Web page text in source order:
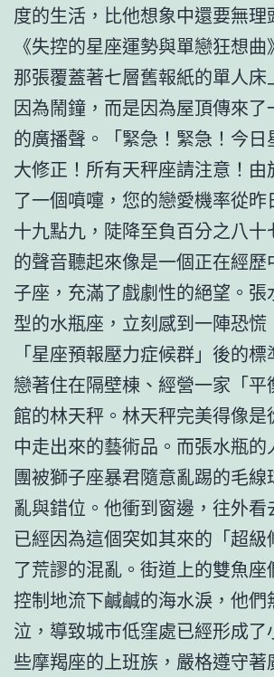
度的生活，比他想象中還要無理
《失控的星座運勢與單戀狂想
那張覆蓋著七層舊報紙的單人床
因為鬧鐘，而是因為屋頂傳來了
的廣播聲。「緊急！緊急！今日
大修正！所有天秤座請注意！
了一個噴嚏，您的戀愛機率從
十九點九，陡降至負百分之八十
的聲音聽起來像是一個正在經歷
子座，充滿了戲劇性的絕望。
型的水瓶座，立刻感到一陣恐慌
「星座預報壓力症候群」後的
戀著住在隔壁棟、經營一家「
館的林天秤。林天秤完美得像是
中走出來的藝術品。而張水瓶
團被獅子座暴君隨意亂踢的毛
亂與錯位。他衝到窗邊，往外看
已經因為這個突如其來的「超級
了荒謬的混亂。街道上的雙魚座
控制地流下鹹鹹的海水淚，他們
泣，導致城市低窪處已經形成了
些摩羯座的上班族，嚴格遵守